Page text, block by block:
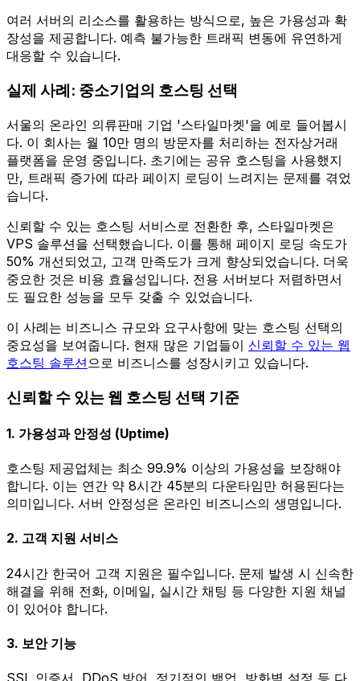
여러 서버의 리소스를 활용하는 방식으로, 높은 가용성과 확
장성을 제공합니다. 예측 불가능한 트래픽 변동에 유연하게
대응할 수 있습니다.
실제 사례: 중소기업의 호스팅 선택
서울의 온라인 의류판매 기업 '스타일마켓'을 예로 들어봅시
다. 이 회사는 월 10만 명의 방문자를 처리하는 전자상거래
플랫폼을 운영 중입니다. 초기에는 공유 호스팅을 사용했지
만, 트래픽 증가에 따라 페이지 로딩이 느려지는 문제를 겪었
습니다.
신뢰할 수 있는 호스팅 서비스로 전환한 후, 스타일마켓은
VPS 솔루션을 선택했습니다. 이를 통해 페이지 로딩 속도가
50% 개선되었고, 고객 만족도가 크게 향상되었습니다. 더욱
중요한 것은 비용 효율성입니다. 전용 서버보다 저렴하면서
도 필요한 성능을 모두 갖출 수 있었습니다.
이 사례는 비즈니스 규모와 요구사항에 맞는 호스팅 선택의
중요성을 보여줍니다. 현재 많은 기업들이 신뢰할 수 있는 웹
호스팅 솔루션 으로 비즈니스를 성장시키고 있습니다.
신뢰할 수 있는 웹 호스팅 선택 기준
1. 가용성과 안정성 (Uptime)
호스팅 제공업체는 최소 99.9% 이상의 가용성을 보장해야
합니다. 이는 연간 약 8시간 45분의 다운타임만 허용된다는
의미입니다. 서버 안정성은 온라인 비즈니스의 생명입니다.
2. 고객 지원 서비스
24시간 한국어 고객 지원은 필수입니다. 문제 발생 시 신속한
해결을 위해 전화, 이메일, 실시간 채팅 등 다양한 지원 채널
이 있어야 합니다.
3. 보안 기능